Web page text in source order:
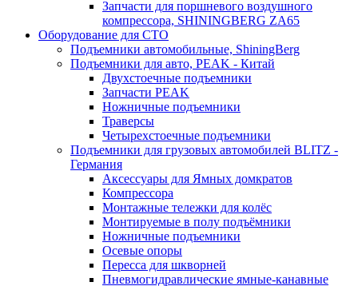
Запчасти для поршневого воздушного
компрессора, SHININGBERG ZA65
Оборудование для СТО
Подъемники автомобильные, ShiningBerg
Подъемники для авто, PEAK - Китай
Двухстоечные подъемники
Запчасти PEAK
Ножничные подъемники
Траверсы
Четырехстоечные подъемники
Подъемники для грузовых автомобилей BLITZ -
Германия
Аксессуары для Ямных домкратов
Компрессора
Монтажные тележки для колёс
Монтируемые в полу подъёмники
Ножничные подъемники
Осевые опоры
Пересса для шкворней
Пневмогидравлические ямные-канавные